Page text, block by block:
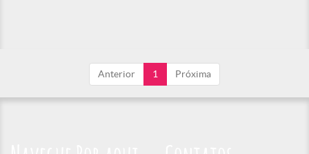
Anterior 1 Próxima